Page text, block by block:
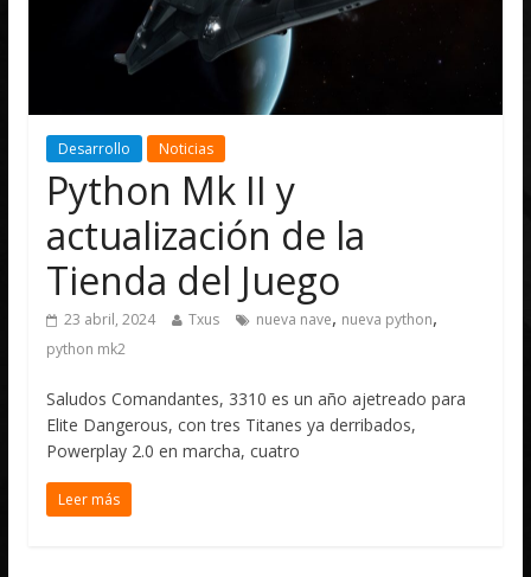
Desarrollo Noticias
Python Mk II y
actualización de la
Tienda del Juego
23 abril, 2024 Txus nueva nave, nueva python,
python mk2
Saludos Comandantes, 3310 es un año ajetreado para
Elite Dangerous, con tres Titanes ya derribados,
Powerplay 2.0 en marcha, cuatro
Leer más